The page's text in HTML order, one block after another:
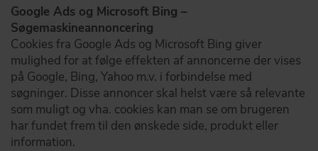
Google Ads og Microsoft Bing –
Søgemaskineannoncering
Cookies fra Google Ads og Microsoft Bing giver
mulighed for at følge effekten af annoncerne der vises
på Google, Bing, Yahoo m.v. i forbindelse med
søgninger. Disse annoncer skal helst være så relevante
som muligt og vha. cookies kan man se om brugeren
har fundet frem til den ønskede side, produkt eller
information.